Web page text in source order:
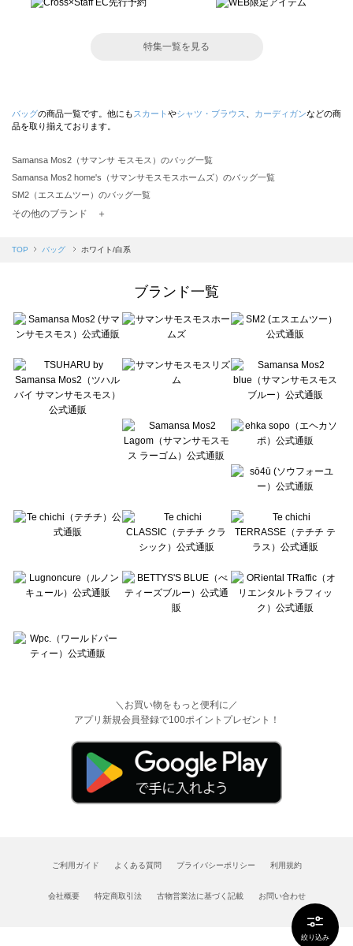
絞り込み
特集一覧を見る
バッグの商品一覧です。他にも スカート やシャツ・ブラウス カーディガンなどの商
品を取り揃えております。
Samansa Mos2（サマンサ モスモス）のバッグ一覧
Samansa Mos2 home's（サマンサモスモスホームズ）のバッグ一覧
SM2（エスエムツー）のバッグ一覧
TSUHARU by Samansa Mos2（ツハルバイサマンサモスモス）のバッグ一覧
Samansa Mos2 blue（サマンサモスモス ブルー）のバッグ一覧
sō4ū（ソウフォーユー）のバッグ一覧
Te chichi（テチチ）のバッグ一覧
Te chichi CLASSIC（テチチ クラシック）のバッグ一覧
Lugnoncure（ルノンキュール）のバッグ一覧
BETTY'S BLUE（べティーズブルー）のバッグ一覧
Wpc.（ワールドパーティー）のバッグ一覧
その他のブランド ＋
TOP バッグ ホワイト/白系
ブランド一覧
＼お買い物をもっと便利に／
アプリ新規会員登録で100ポイントプレゼント！
ご利用ガイド よくある質問 プライバシーポリシー 利用規約
会社概要 特定商取引法 古物営業法に基づく記載 お問い合わせ